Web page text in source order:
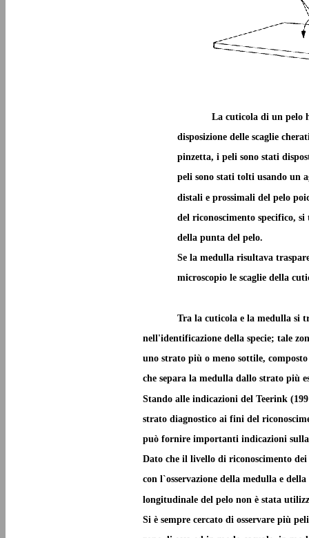
La cuticola di un pelo
disposizione delle scaglie
pinzetta, i peli sono stati
peli sono stati tolti usando un
distali e prossimali del pelo
del riconoscimento specifico,
della punta del pelo.
Se la medulla risultava
microscopio le scaglie della
Tra la cuticola e la medulla si
nell'identificazione della specie; tale
uno strato più o meno sottile,
che separa la medulla dallo strato più
Stando alle indicazioni del Teerink
strato diagnostico ai fini del
può fornire importanti indicazioni
Dato che il livello di riconoscimento
con l`osservazione della medulla e
longitudinale del pelo non è stata
Si è sempre cercato di osservare più